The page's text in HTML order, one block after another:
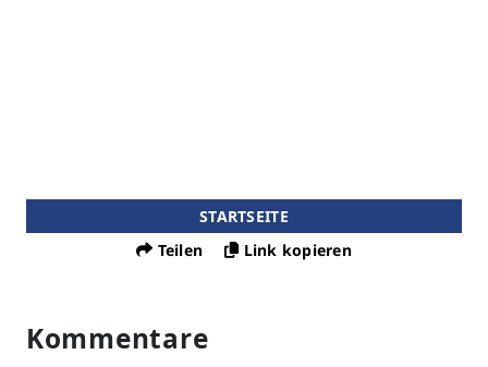
STARTSEITE
Teilen
Link kopieren
Kommentare